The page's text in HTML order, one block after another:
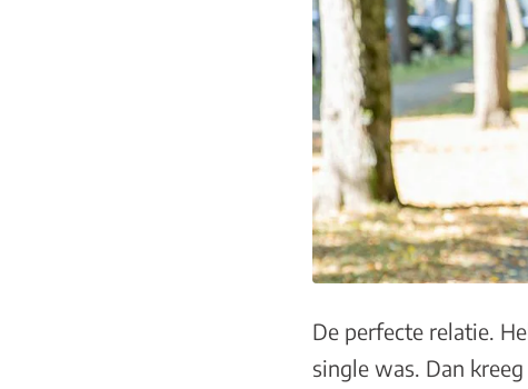
De perfecte relatie.
single was. Dan